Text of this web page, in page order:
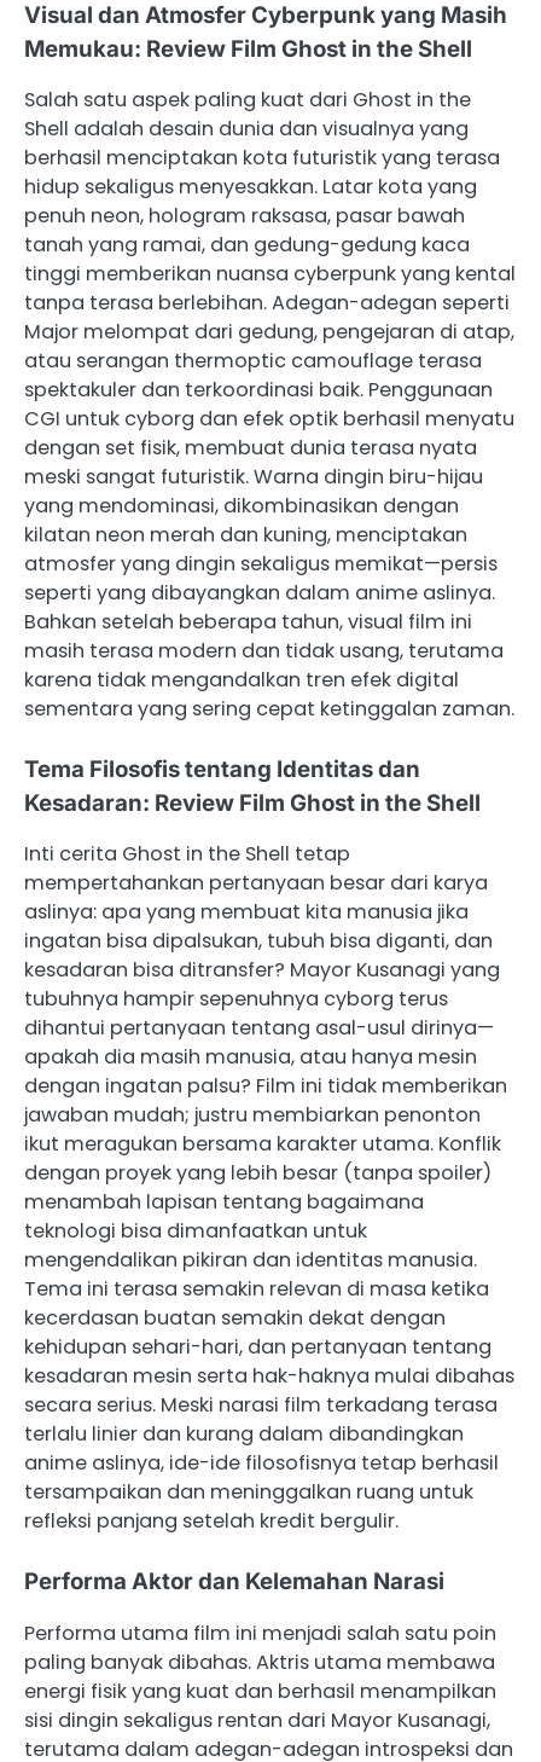
Visual dan Atmosfer Cyberpunk yang Masih
Memukau: Review Film Ghost in the Shell
Salah satu aspek paling kuat dari Ghost in the
Shell adalah desain dunia dan visualnya yang
berhasil menciptakan kota futuristik yang terasa
hidup sekaligus menyesakkan. Latar kota yang
penuh neon, hologram raksasa, pasar bawah
tanah yang ramai, dan gedung-gedung kaca
tinggi memberikan nuansa cyberpunk yang kental
tanpa terasa berlebihan. Adegan-adegan seperti
Major melompat dari gedung, pengejaran di atap,
atau serangan thermoptic camouflage terasa
spektakuler dan terkoordinasi baik. Penggunaan
CGI untuk cyborg dan efek optik berhasil menyatu
dengan set fisik, membuat dunia terasa nyata
meski sangat futuristik. Warna dingin biru-hijau
yang mendominasi, dikombinasikan dengan
kilatan neon merah dan kuning, menciptakan
atmosfer yang dingin sekaligus memikat—persis
seperti yang dibayangkan dalam anime aslinya.
Bahkan setelah beberapa tahun, visual film ini
masih terasa modern dan tidak usang, terutama
karena tidak mengandalkan tren efek digital
sementara yang sering cepat ketinggalan zaman.
Tema Filosofis tentang Identitas dan
Kesadaran: Review Film Ghost in the Shell
Inti cerita Ghost in the Shell tetap
mempertahankan pertanyaan besar dari karya
aslinya: apa yang membuat kita manusia jika
ingatan bisa dipalsukan, tubuh bisa diganti, dan
kesadaran bisa ditransfer? Mayor Kusanagi yang
tubuhnya hampir sepenuhnya cyborg terus
dihantui pertanyaan tentang asal-usul dirinya—
apakah dia masih manusia, atau hanya mesin
dengan ingatan palsu? Film ini tidak memberikan
jawaban mudah; justru membiarkan penonton
ikut meragukan bersama karakter utama. Konflik
dengan proyek yang lebih besar (tanpa spoiler)
menambah lapisan tentang bagaimana
teknologi bisa dimanfaatkan untuk
mengendalikan pikiran dan identitas manusia.
Tema ini terasa semakin relevan di masa ketika
kecerdasan buatan semakin dekat dengan
kehidupan sehari-hari, dan pertanyaan tentang
kesadaran mesin serta hak-haknya mulai dibahas
secara serius. Meski narasi film terkadang terasa
terlalu linier dan kurang dalam dibandingkan
anime aslinya, ide-ide filosofisnya tetap berhasil
tersampaikan dan meninggalkan ruang untuk
refleksi panjang setelah kredit bergulir.
Performa Aktor dan Kelemahan Narasi
Performa utama film ini menjadi salah satu poin
paling banyak dibahas. Aktris utama membawa
energi fisik yang kuat dan berhasil menampilkan
sisi dingin sekaligus rentan dari Mayor Kusanagi,
terutama dalam adegan-adegan introspeksi dan